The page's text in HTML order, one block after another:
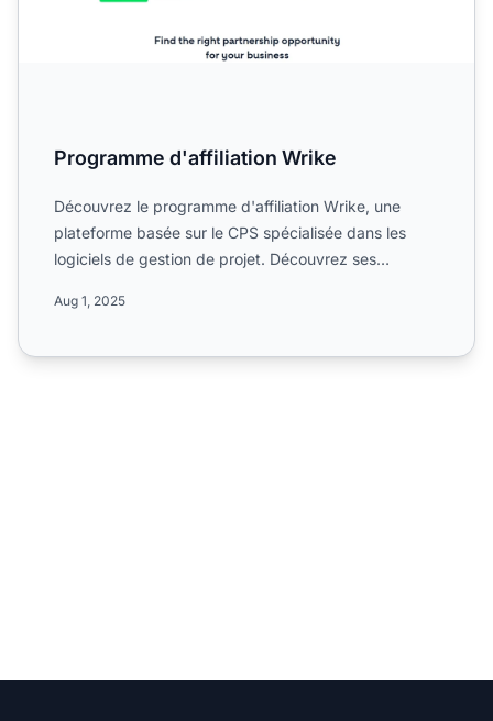
Programme d'affiliation Wrike
Découvrez le programme d'affiliation Wrike, une
plateforme basée sur le CPS spécialisée dans les
logiciels de gestion de projet. Découvrez ses
Aug 1, 2025